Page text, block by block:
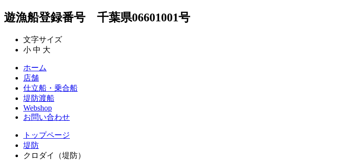
遊漁船登録番号 千葉県06601001号
文字サイズ
小 中 大
ホーム
店舗
仕立船・乗合船
堤防渡船
Webshop
お問い合わせ
トップページ
堤防
クロダイ（堤防）